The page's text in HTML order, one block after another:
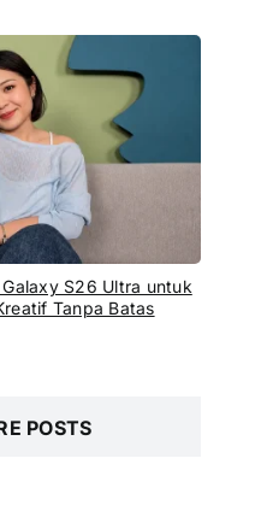
S26 Ultra untuk
Tanpa Batas
POSTS